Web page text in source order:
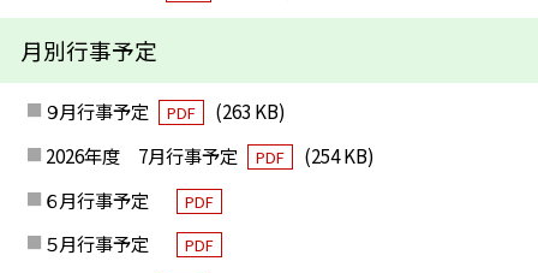
月別行事予定
９月行事予定 PDF
(263 KB)
2026年度 7月行事予定
PDF
(254 KB)
６月行事予定
PDF
５月行事予定 PDF